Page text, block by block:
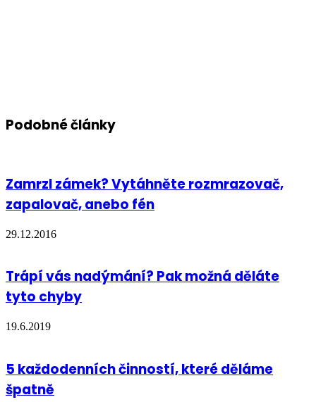
Podobné články
Zamrzl zámek? Vytáhněte rozmrazovač,
zapalovač, anebo fén
29.12.2016
Trápí vás nadýmání? Pak možná děláte
tyto chyby
19.6.2019
5 každodenních činností, které děláme
špatně